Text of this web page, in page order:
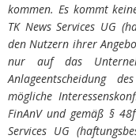
kommen. Es kommt
TK News Services UG
den Nutzern ihrer
nur auf das
Anlageentscheidung
mögliche
FinAnV und gemäß §
Services UG